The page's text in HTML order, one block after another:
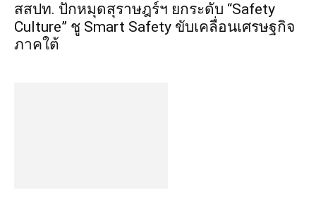
สสปท. ปักหมุดสุราษฎร์ฯ ยกระดับ “Safety
Culture” ชู Smart Safety ขับเคลื่อนเศรษฐกิจ
ภาคใต้